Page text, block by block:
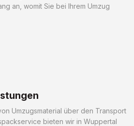
an, womit Sie bei Ihrem Umzug
Umzugsmaterial über den Transport
bieten wir in Wuppertal